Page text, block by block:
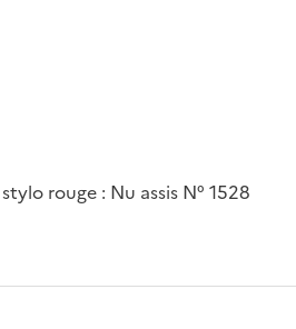
rouge : Nu assis N° 1528